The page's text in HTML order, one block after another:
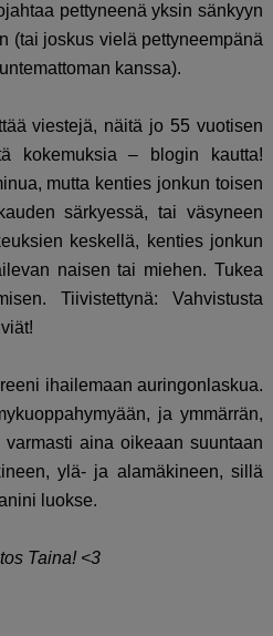
pettyneenä yksin sänkyyn
(tai joskus vielä pettyneempänä
kanssa).
viestejä, näitä jo 55 vuotisen
kokemuksia – blogin kautta!
mutta kenties jonkun toisen
särkyessä, tai väsyneen
keskellä, kenties jonkun
naisen tai miehen. Tukea
Tiivistettynä: Vahvistusta
ihailemaan auringonlaskua.
ja ymmärrän,
aina oikeaan suuntaan
ylä- ja alamäkineen, sillä
luokse.
Taina! <3